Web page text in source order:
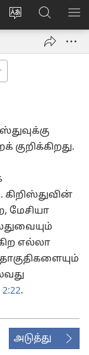
மொழியை
மாற்றவும்
உள்நுழைக
window)
JW.ORG-
ல்
தேடவும்
கிறிஸ்துவின்
மேசியா
எல்லா
.
அடுத்து